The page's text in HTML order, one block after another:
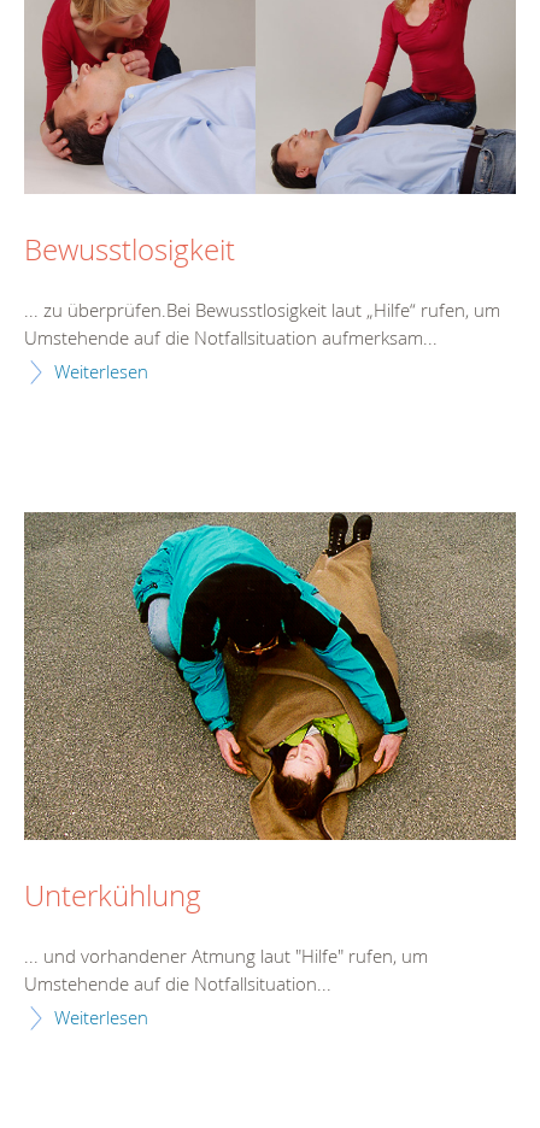
Bewusstlosigkeit
... zu überprüfen.Bei Bewusstlosigkeit laut „Hilfe“ rufen, um
Umstehende auf die Notfallsituation aufmerksam...
Weiterlesen
Unterkühlung
... und vorhandener Atmung laut "Hilfe" rufen, um
Umstehende auf die Notfallsituation...
Weiterlesen